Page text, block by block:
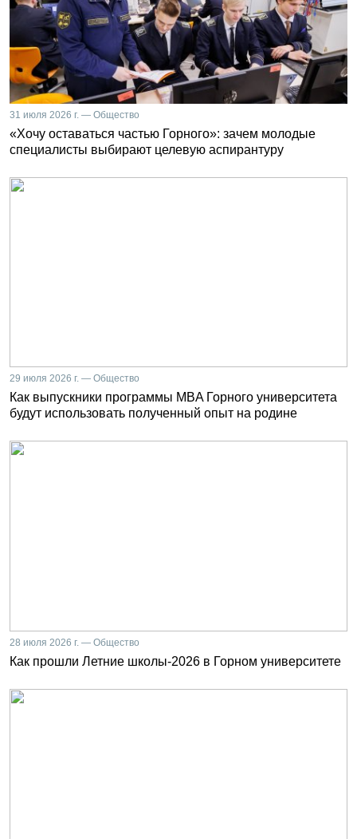
31 июля 2026 г. — Общество
«Хочу оставаться частью Горного»: зачем молодые
специалисты выбирают целевую аспирантуру
29 июля 2026 г. — Общество
Как выпускники программы MBA Горного университета
будут использовать полученный опыт на родине
28 июля 2026 г. — Общество
Как прошли Летние школы-2026 в Горном университете